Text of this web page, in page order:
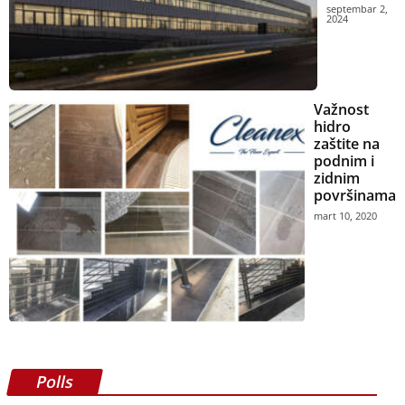
septembar 2,
2024
Važnost
hidro
zaštite na
podnim i
zidnim
površinama
mart 10, 2020
Polls